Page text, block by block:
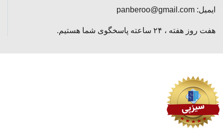
ایمیل: panberoo@gmail.com
هفت روز هفته ، ۲۴ ساعته پاسخگوی شما هستیم.